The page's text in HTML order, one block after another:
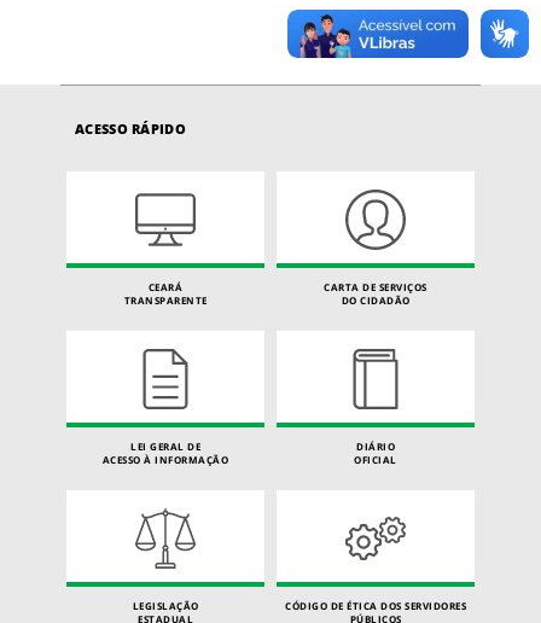
ACESSO RÁPIDO
CEARÁ
TRANSPARENTE
CARTA DE SERVIÇOS
DO CIDADÃO
LEI GERAL DE
ACESSO À INFORMAÇÃO
DIÁRIO
OFICIAL
LEGISLAÇÃO
ESTADUAL
CÓDIGO DE ÉTICA DOS SERVIDORES
PÚBLICOS